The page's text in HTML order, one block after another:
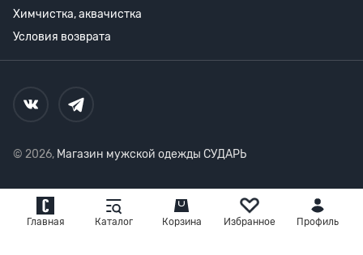
Главная Каталог Корзина Избранное Профиль
Химчистка, аквачистка
Условия возврата
© 2026, Магазин мужской одежды СУДАРЬ